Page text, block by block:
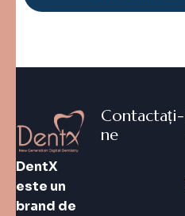
DentX
este un
brand de
Contactați-
ne